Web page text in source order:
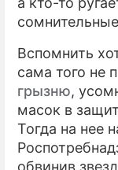
Вспомнить
сама того не
грызню,
масок в
Тогда на нее
обвинив